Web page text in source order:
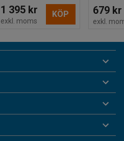
1 395 kr
exkl. moms
KÖP 679 kr
exkl.